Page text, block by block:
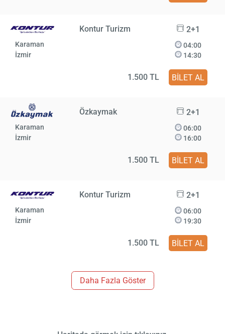
Kontur Turizm 2+1
Karaman
İzmir
04:00
14:30
1.500 TL BİLET AL
Özkaymak 2+1
Karaman
İzmir
06:00
16:00
1.500 TL BİLET AL
Kontur Turizm 2+1
Karaman
İzmir
06:00
19:30
1.500 TL BİLET AL
Daha Fazla Göster